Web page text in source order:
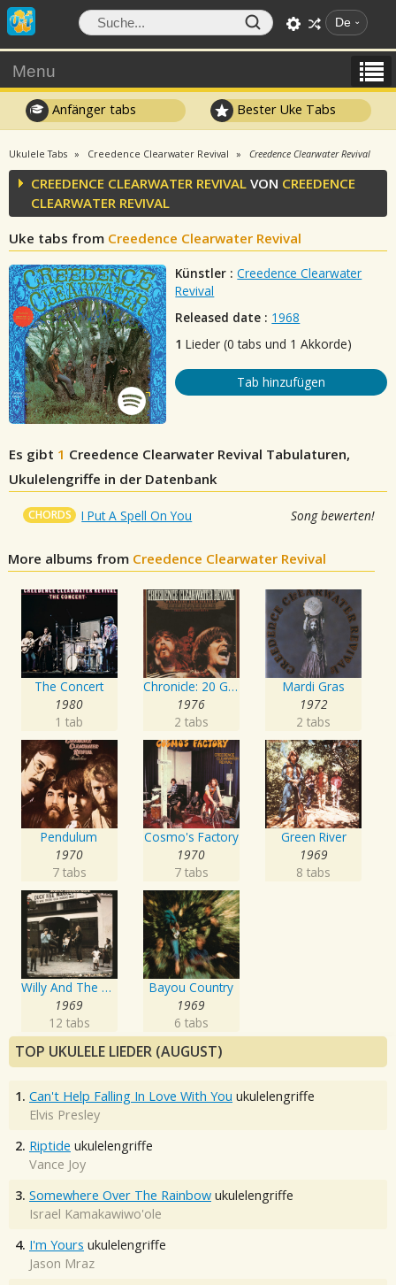
De
Menu
Anfänger tabs Bester Uke Tabs
Ukulele Tabs Creedence Clearwater Revival Creedence Clearwater Revival
CREEDENCE CLEARWATER REVIVAL VON CREEDENCE
CLEARWATER REVIVAL
Uke tabs from Creedence Clearwater Revival
Künstler : Creedence Clearwater
Revival
Released date : 1968
1 Lieder (0 tabs und 1 Akkorde)
Tab hinzufügen
Es gibt 1 Creedence Clearwater Revival Tabulaturen,
Ukulelengriffe in der Datenbank
CHORDS I Put A Spell On You Song bewerten!
More albums from Creedence Clearwater Revival
The Concert
1980
1 tab
Chronicle: 20 Greatest Hits
1976
2 tabs
Mardi Gras
1972
2 tabs
Pendulum
1970
7 tabs
Cosmo's Factory
1970
7 tabs
Green River
1969
8 tabs
Willy And The Poor Boys
1969
12 tabs
Bayou Country
1969
6 tabs
TOP UKULELE LIEDER (AUGUST)
1. Can't Help Falling In Love With You ukulelengriffe
Elvis Presley
2. Riptide ukulelengriffe
Vance Joy
3. Somewhere Over The Rainbow ukulelengriffe
Israel Kamakawiwo'ole
4. I'm Yours ukulelengriffe
Jason Mraz